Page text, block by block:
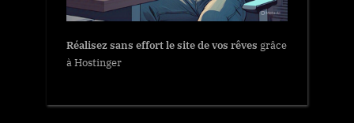
Réalisez sans effort le site de vos rêves grâce
à Hostinger